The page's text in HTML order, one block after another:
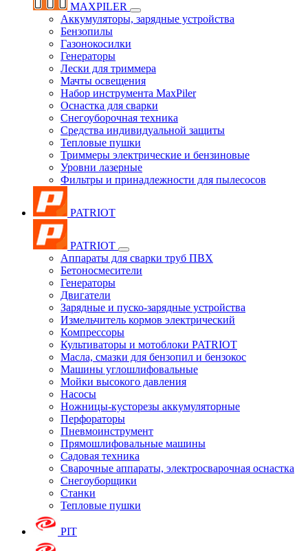
MAXPILER
Аккумуляторы, зарядные устройства
Бензопилы
Газонокосилки
Генераторы
Лески для триммера
Мачты освещения
Набор инструмента MaxPiler
Оснастка для сварки
Снегоуборочная техника
Средства индивидуальной защиты
Тепловые пушки
Триммеры электрические и бензиновые
Уровни лазерные
Фильтры и принадлежности для пылесосов
PATRIOT
PATRIOT
Аппараты для сварки труб ПВХ
Бетоносмесители
Генераторы
Двигатели
Зарядные и пуско-зарядные устройства
Измельчитель кормов электрический
Компрессоры
Культиваторы и мотоблоки PATRIOT
Масла, смазки для бензопил и бензокос
Машины углошлифовальные
Мойки высокого давления
Насосы
Ножницы-кусторезы аккумуляторные
Перфораторы
Пневмоинструмент
Прямошлифовальные машины
Садовая техника
Сварочные аппараты, электросварочная оснастка
Снегоуборщики
Станки
Тепловые пушки
PIT